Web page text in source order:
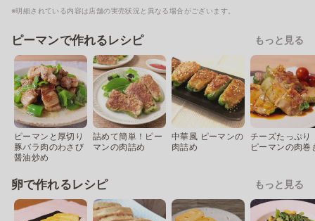
※明細されている内容は店舗の実売状況と異なる場合がございます。
ピーマンで作れるレシピ もっと見る
ピーマンと厚切り
豚バラ肉のわさび
醤油炒め
詰めて簡単！ピー
マンの肉詰め
中華風 ピーマンの
肉詰め
チーズたっぷり
ピーマンの肉巻
卵で作れるレシピ もっと見る